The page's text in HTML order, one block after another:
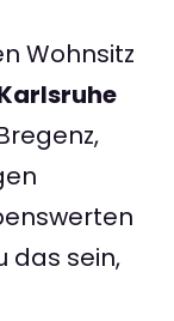
Wohnsitz
das sein,